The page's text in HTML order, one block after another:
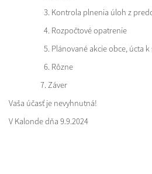
3. Kontrola plnenia úloh z
4. Rozpočtové opatrenie
5. Plánované akcie obce, úcta
6. Rôzne
7. Záver
Vaša účasť je nevyhnutná!
V Kalonde dňa 9.9.2024